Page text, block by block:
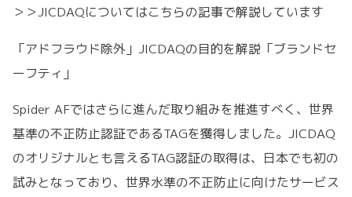
＞＞JICDAQについてはこちらの記事で解説しています
「アドフラウド除外」JICDAQの目的を解説「ブランドセ
ーフティ」
Spider AFではさらに進んだ取り組みを推進すべく、世界
基準の不正防止認証であるTAGを獲得しました。JICDAQ
のオリジナルとも言えるTAG認証の取得は、日本でも初の
試みとなっており、世界水準の不正防止に向けたサービス